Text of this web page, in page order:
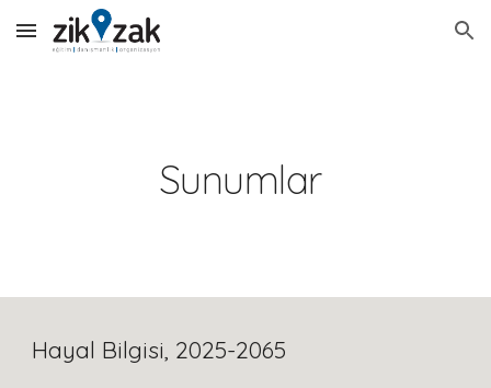
Skip to main content Skip to navigation
Sunumlar
Hayal Bilgisi, 2025-2065